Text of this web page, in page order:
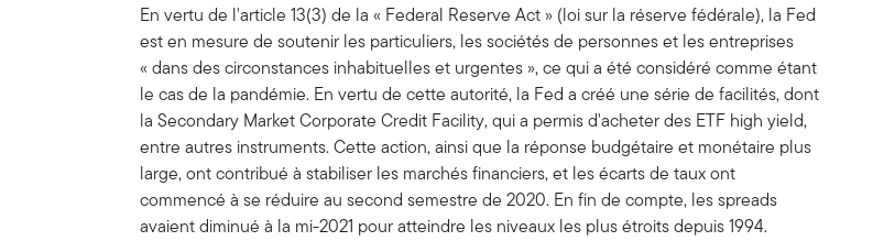
En vertu de l'article 13(3) de la « Federal Reserve Act » (loi sur la réserve fédérale), la Fed
est en mesure de soutenir les particuliers, les sociétés de personnes et les entreprises
« dans des circonstances inhabituelles et urgentes », ce qui a été considéré comme étant
le cas de la pandémie. En vertu de cette autorité, la Fed a créé une série de facilités, dont
la Secondary Market Corporate Credit Facility, qui a permis d'acheter des ETF high yield,
entre autres instruments. Cette action, ainsi que la réponse budgétaire et monétaire plus
large, ont contribué à stabiliser les marchés financiers, et les écarts de taux ont
commencé à se réduire au second semestre de 2020. En fin de compte, les spreads
avaient diminué à la mi-2021 pour atteindre les niveaux les plus étroits depuis 1994.